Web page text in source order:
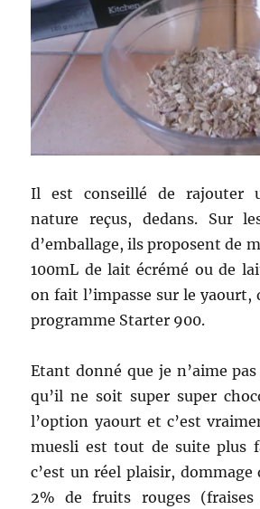
Il est conseillé de rajouter
nature reçus, dedans. Sur
d’emballage, ils proposent de
100mL de lait écrémé ou de
on fait l’impasse sur le yaourt,
programme Starter 900.
Etant donné que je n’aime
qu’il ne soit super super
l’option yaourt et c’est
muesli est tout de suite plus
c’est un réel plaisir, dommage
2% de fruits rouges (fraises